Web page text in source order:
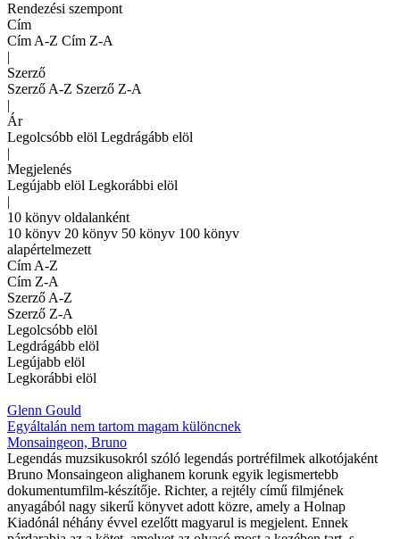
Rendezési szempont
Cím
Cím A-Z Cím Z-A
|
Szerző
Szerző A-Z Szerző Z-A
|
Ár
Legolcsóbb elöl Legdrágább elöl
|
Megjelenés
Legújabb elöl Legkorábbi elöl
|
10 könyv oldalanként
10 könyv 20 könyv 50 könyv 100 könyv
alapértelmezett
Cím A-Z
Cím Z-A
Szerző A-Z
Szerző Z-A
Legolcsóbb elöl
Legdrágább elöl
Legújabb elöl
Legkorábbi elöl
Glenn Gould
Egyáltalán nem tartom magam különcnek
Monsaingeon, Bruno
Legendás muzsikusokról szóló legendás portréfilmek alkotójaként
Bruno Monsaingeon alighanem korunk egyik legismertebb
dokumentumfilm-készítője. Richter, a rejtély című filmjének
anyagából nagy sikerű könyvet adott közre, amely a Holnap
Kiadónál néhány évvel ezelőtt magyarul is megjelent. Ennek